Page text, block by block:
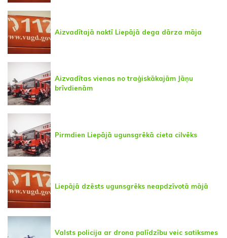
Aizvadītajā naktī Liepājā dega dārza māja
Aizvadītas vienas no traģiskākajām Jāņu
brīvdienām
Pirmdien Liepājā ugunsgrēkā cieta cilvēks
Liepājā dzēsts ugunsgrēks neapdzīvotā mājā
Valsts policija ar drona palīdzību veic satiksmes